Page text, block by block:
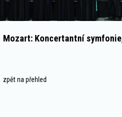
Mozart: Koncertantní
zpět na přehled